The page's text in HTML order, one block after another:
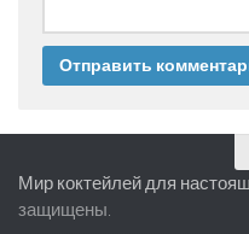
Мир коктейлей для
защищены.